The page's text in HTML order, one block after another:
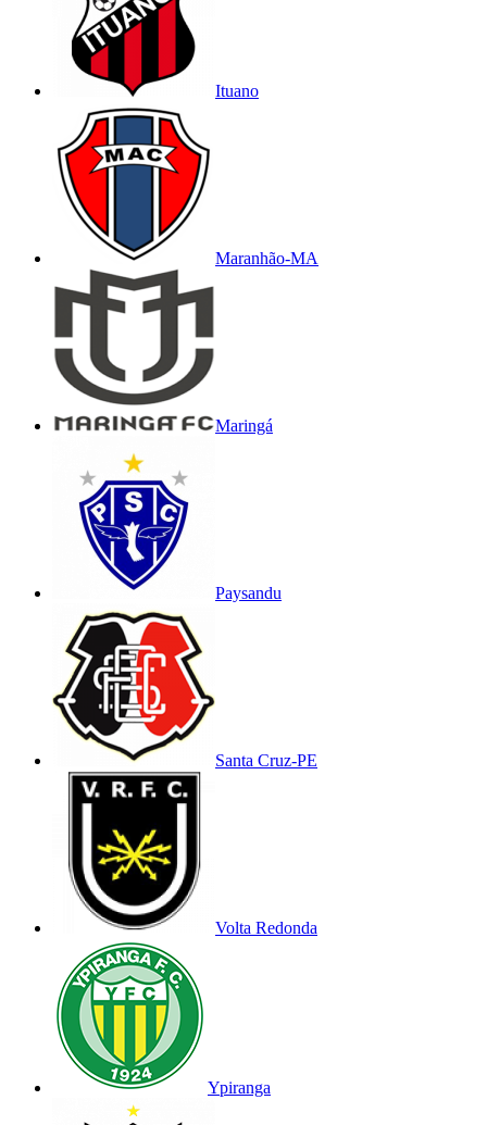
Ituano
Maranhão-MA
Maringá
Paysandu
Santa Cruz-PE
Volta Redonda
Ypiranga